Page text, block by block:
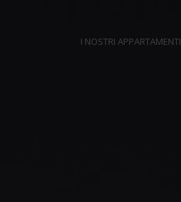
I NOSTRI APPARTAMENTI